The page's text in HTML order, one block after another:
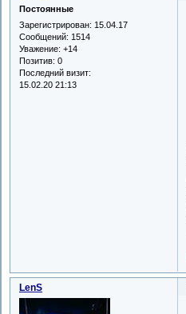
Постоянные
Зарегистрирован: 15.04.17
Сообщений: 1514
Уважение: +14
Позитив: 0
Последний визит:
15.02.20 21:13
LenS